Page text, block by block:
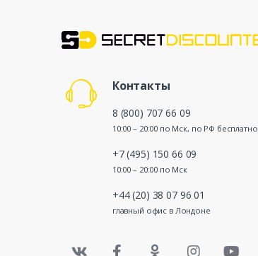
Контакты
8 (800) 707 66 09
10:00 – 20:00 по Мск, по РФ бесплатно
+7 (495) 150 66 09
10:00 – 20:00 по Мск
+44 (20) 38 07 96 01
главный офис в Лондоне